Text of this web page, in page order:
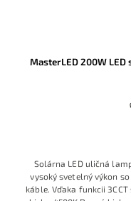
MasterLED 200W LED
Solárna LED uličná
vysoký svetelný výkon
káble. Vďaka funkcii